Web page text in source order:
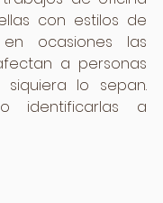
con estilos de
ocasiones las
a personas
lo sepan.
identificarlas a